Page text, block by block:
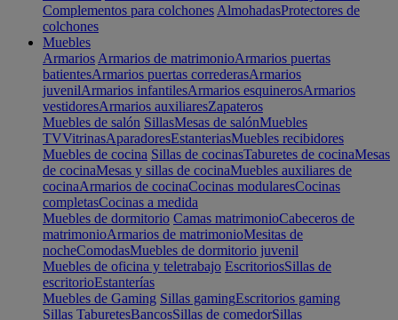
Complementos para colchones AlmohadasProtectores de
colchones
Muebles
Armarios Armarios de matrimonioArmarios puertas
batientesArmarios puertas correderasArmarios
juvenilArmarios infantilesArmarios esquinerosArmarios
vestidoresArmarios auxiliaresZapateros
Muebles de salón SillasMesas de salónMuebles
TVVitrinasAparadoresEstanteriasMuebles recibidores
Muebles de cocina Sillas de cocinasTaburetes de cocinaMesas
de cocinaMesas y sillas de cocinaMuebles auxiliares de
cocinaArmarios de cocinaCocinas modularesCocinas
completasCocinas a medida
Muebles de dormitorio Camas matrimonioCabeceros de
matrimonioArmarios de matrimonioMesitas de
nocheComodasMuebles de dormitorio juvenil
Muebles de oficina y teletrabajo EscritoriosSillas de
escritorioEstanterías
Muebles de Gaming Sillas gamingEscritorios gaming
Sillas TaburetesBancosSillas de comedorSillas